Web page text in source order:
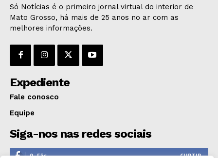
Só Notícias é o primeiro jornal virtual do interior de
Mato Grosso, há mais de 25 anos no ar com as
melhores informações.
Expediente
Fale conosco
Equipe
Siga-nos nas redes sociais
0 Fãs CURTIR